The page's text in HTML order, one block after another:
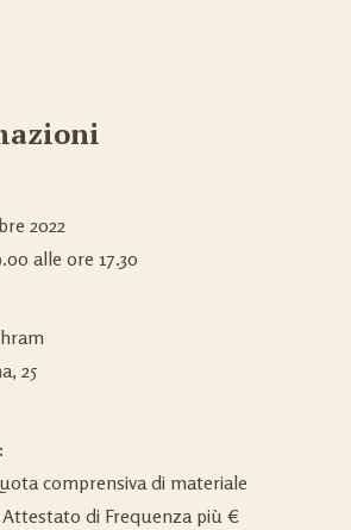
2022
alle ore 17.30
25
comprensiva di materiale
di Frequenza più €